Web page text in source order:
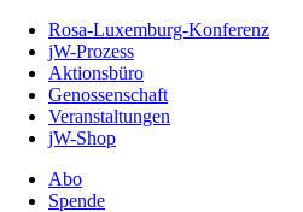
Inhalt
Seite
Rosa-Luxemburg-Konferenz
jW-Prozess
Aktionsbüro
Genossenschaft
Veranstaltungen
jW-Shop
Abo
Spende